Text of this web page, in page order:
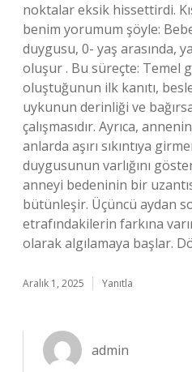
noktalar eksik hissettirdi.
benim yorumum şöyle:
duygusu, 0- yaş arasında,
oluşur . Bu süreçte: Temel
oluştuğunun ilk kanıtı,
uykunun derinliği ve
çalışmasıdır. Ayrıca,
anlarda aşırı sıkıntıya
duygusunun varlığını
anneyi bedeninin bir
bütünleşir. Üçüncü aydan
etrafındakilerin farkına
olarak algılamaya başlar.
Aralık 1, 2025 Yanıtla
admin